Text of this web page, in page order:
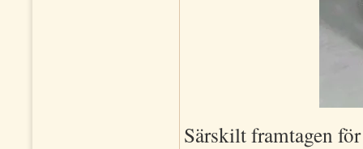
Särskilt framtagen